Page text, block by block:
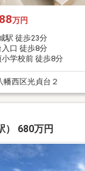
万円
駅 徒歩23分
口 徒歩8分
学校前 徒歩8分
幡西区光貞台２
） 680万円